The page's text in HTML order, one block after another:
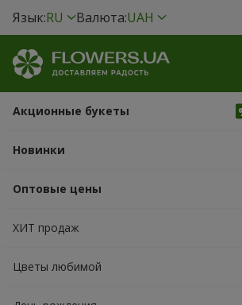
Язык:RU Валюта:UAH
Акционные букеты
Новинки
Оптовые цены
ХИТ продаж
Цветы любимой